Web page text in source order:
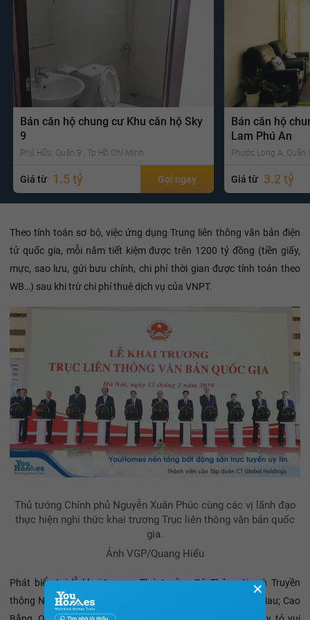
Bán căn hộ chung cư Khu căn hộ Sky
9
Phú Hữu, Quận 9 , Tp Hồ Chí Minh
Giá từ 1.5 tỷ Gọi ngay
Bán căn hộ
Lam Phú An
Phước Long A, Quận
Giá từ 3.2 tỷ
Theo tính toán sơ bộ, việc ứng dụng Trung liên thông văn bản điện
tử quốc gia, mỗi năm tiết kiệm được trên 1200 tỷ đồng (tiền giấy,
mực, sao lưu, gửi bưu chính, chi phí thời gian được tính toán theo
WB…) sau khi trừ chi phí thuê dịch vụ của VNPT.
Thủ tướng Chính phủ Nguyễn Xuân Phúc cùng các vị lãnh đạo
thực hiện nghi thức khai trương Trục liên thông văn bản quốc
gia.
Ảnh VGP/Quang Hiếu
Phát biểu tại lễ khai trương, Thứ trưởng Bộ Thông tin và Truyền
thông Nguyễn Thành Hưng; lãnh đạo UBND các tỉnh: Cà Mau; Cao
✕